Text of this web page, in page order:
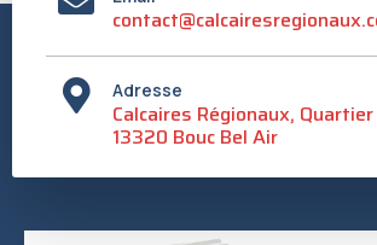
Adresse
Calcaires Régionaux,
13320 Bouc Bel Air